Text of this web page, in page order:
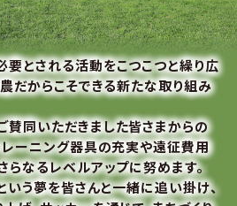
とされる活動をこつこつと繰り広
だからこそできる新たな取り組み
同いただきました皆さまからの
ーニング器具の充実や遠征費用
らなるレベルアップに努めます。
う夢を皆さんと一緒に追い掛け、